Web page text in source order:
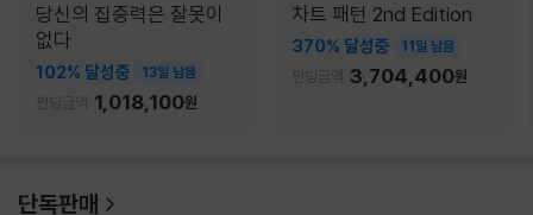
당신의 집중력은 잘못이
없다
102% 달성중 13일 남음
펀딩금액 1,018,100원
차트 패턴 2nd Edition
370% 달성중 11일 남음
펀딩금액 3,704,400원
단독판매